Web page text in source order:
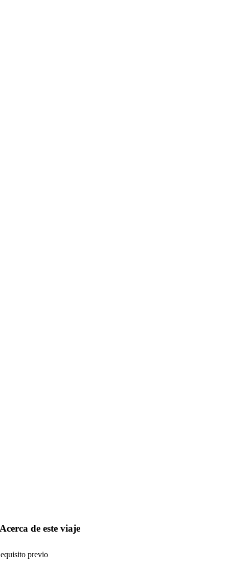
Acerca de este viaje
previo